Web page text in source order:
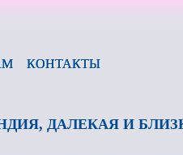
КОНТАКТЫ
ДАЛЕКАЯ И